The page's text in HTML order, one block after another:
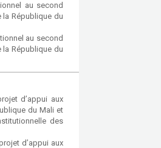
au second
la République du
au second
la République du
d’appui aux
du Mali et
des
d’appui aux